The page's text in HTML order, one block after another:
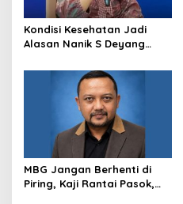
Kondisi Kesehatan Jadi
Alasan Nanik S Deyang
Tunjuk Wamentan
Sudaryono
MBG Jangan Berhenti di
Piring, Kaji Rantai Pasok,